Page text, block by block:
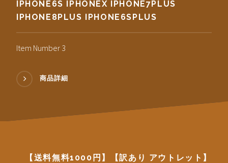
IPHONE6S IPHONEX IPHONE7PLUS
IPHONE8PLUS IPHONE6SPLUS
Item Number 3
商品詳細
【送料無料1000円】【訳あり アウトレット】